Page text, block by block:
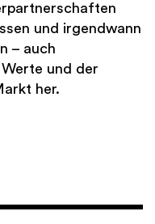
und irgendwann
– auch
und der
her.